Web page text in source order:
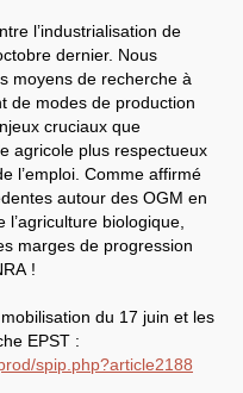
l’industrialisation de
dernier. Nous
moyens de recherche à
de modes de production
cruciaux que
agricole plus respectueux
l’emploi. Comme affirmé
autour des OGM en
biologique,
marges de progression
!
du 17 juin et les
EPST :
spip.php?article2188